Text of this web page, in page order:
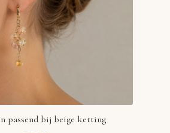
passend bij beige ketting